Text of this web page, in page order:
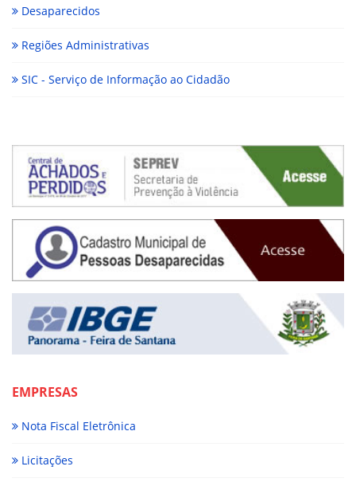
Desaparecidos
Regiões Administrativas
SIC - Serviço de Informação ao Cidadão
EMPRESAS
Nota Fiscal Eletrônica
Licitações